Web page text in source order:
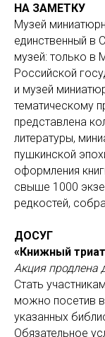
НА ЗАМЕТКУ
Музей
единственный в
музей: только в
Российской
и музей
тематическому
представлена
литературы,
пушкинской
оформления
свыше 1000
редкостей,
ДОСУГ
«Книжный
Акция продлена
Стать
можно посетив
указанных
Обязательное